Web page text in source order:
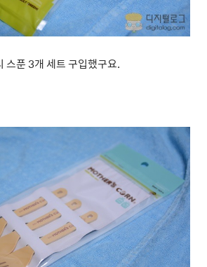
스푼 3개 세트 구입했구요.